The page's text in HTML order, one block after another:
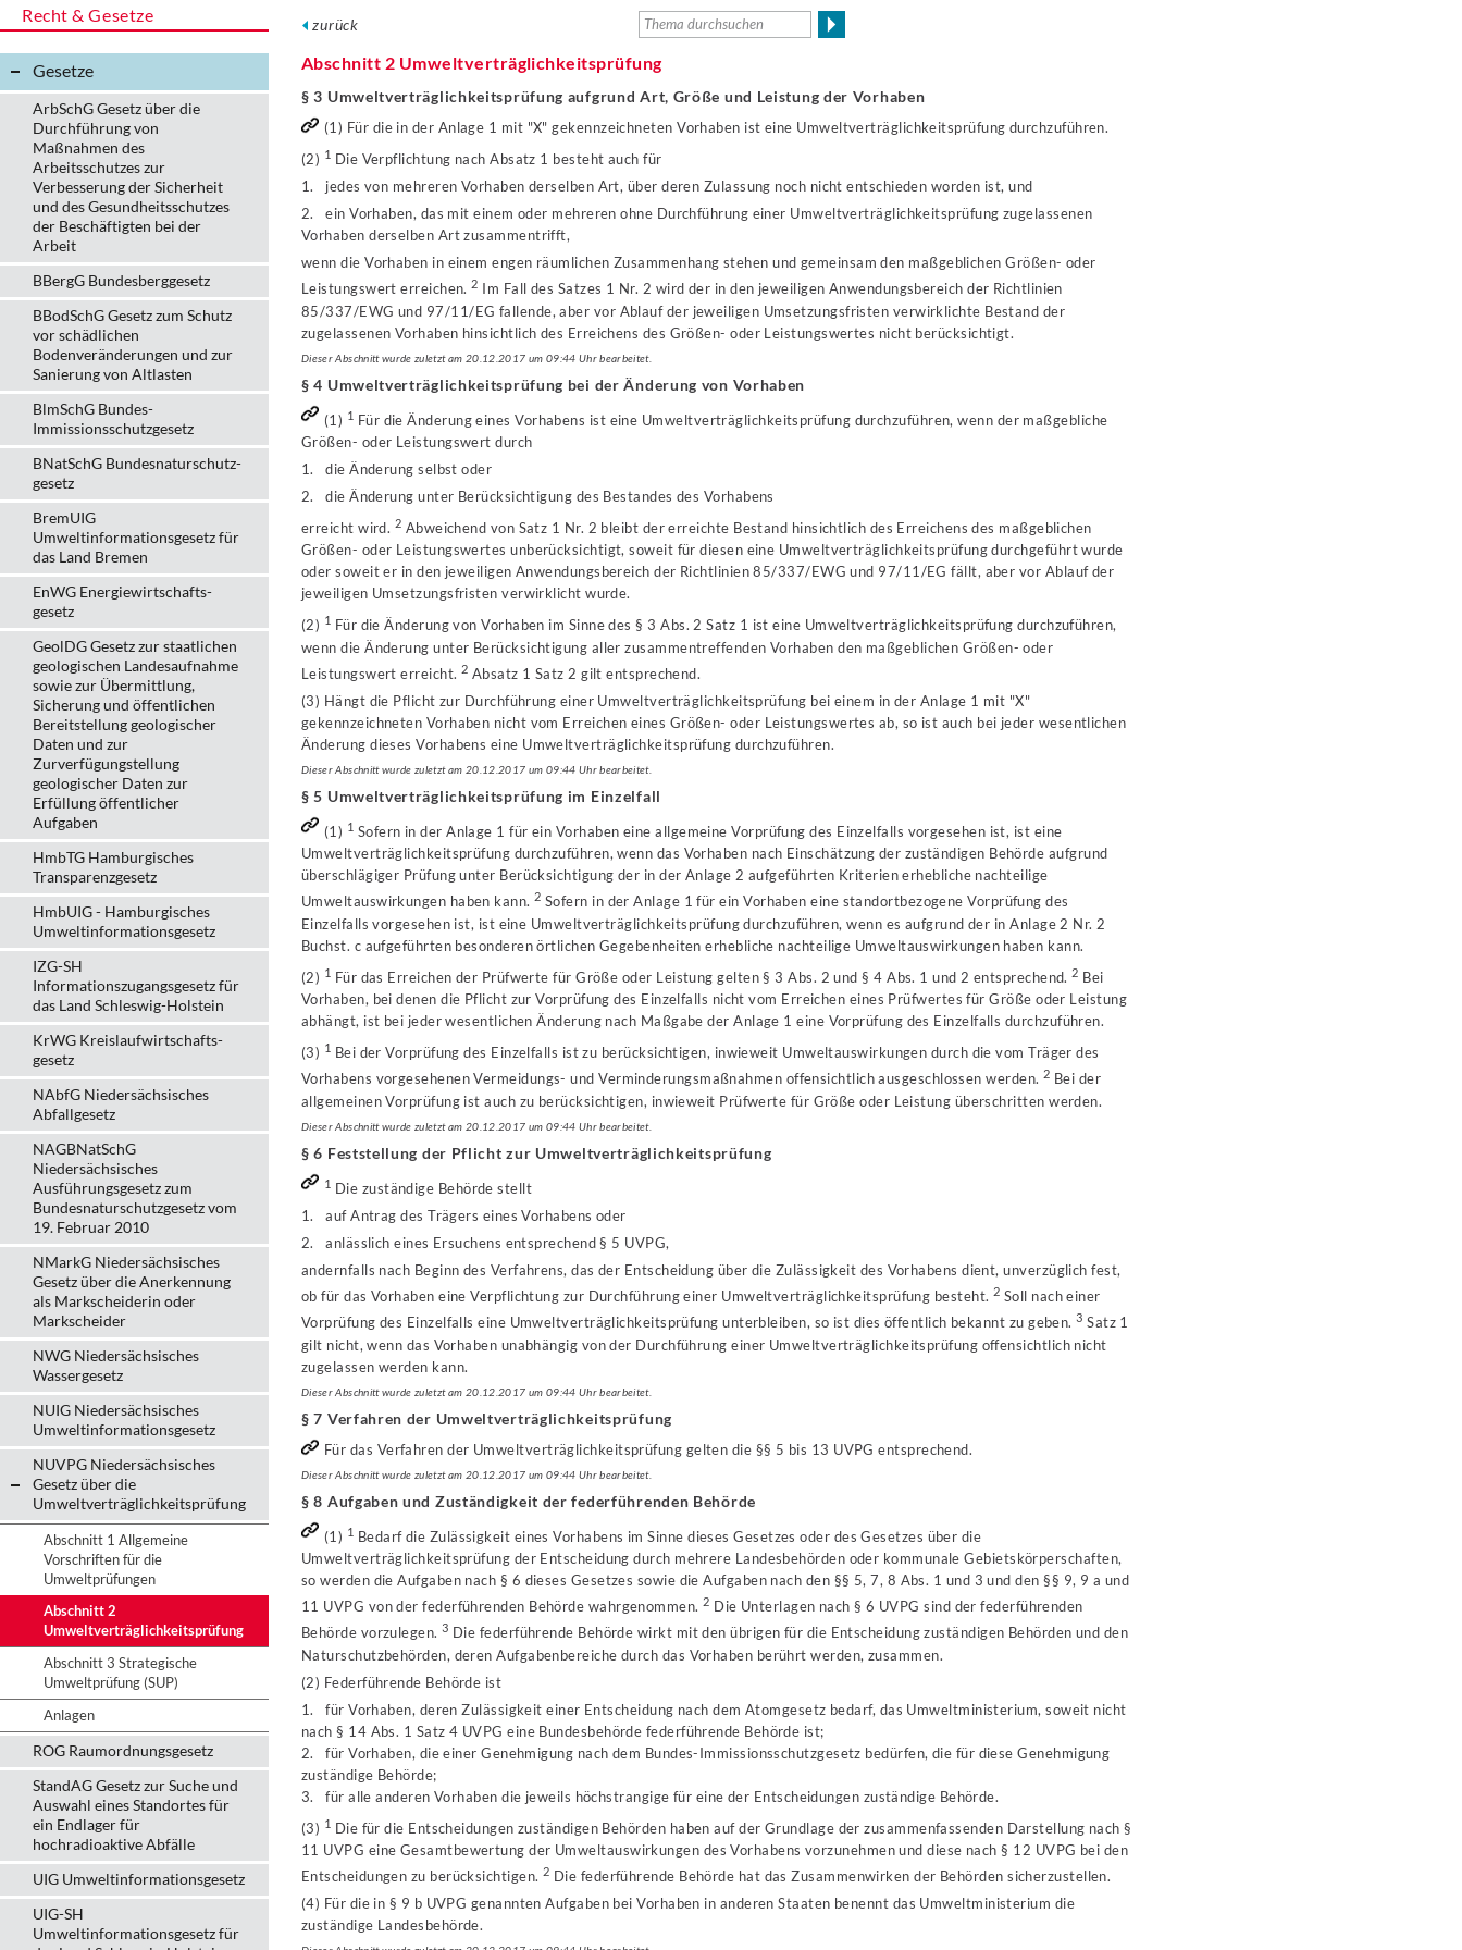
Recht & Gesetze
Gesetze
ArbSchG Gesetz über die
Durchführung von
Maßnahmen des
Arbeitsschutzes zur
Verbesserung der Sicherheit
und des Gesundheitsschutzes
der Beschäftigten bei der
Arbeit
BBergG Bundesberggesetz
BBodSchG Gesetz zum Schutz
vor schädlichen
Bodenveränderungen und zur
Sanierung von Altlasten
BlmSchG Bundes-
Immissionsschutz­gesetz
BNatSchG Bundesnaturschutz-
gesetz
BremUIG
Umweltinformationsgesetz für
das Land Bremen
EnWG Energiewirtschafts-
gesetz
GeolDG Gesetz zur staatlichen
geologischen Landesaufnahme
sowie zur Übermittlung,
Sicherung und öffentlichen
Bereitstellung geologischer
Daten und zur
Zurverfügungstellung
geologischer Daten zur
Erfüllung öffentlicher
Aufgaben
HmbTG Hamburgisches
Transparenzgesetz
HmbUIG - Hamburgisches
Umweltinformationsgesetz
IZG-SH
Informationszugangsgesetz für
das Land Schleswig-Holstein
KrWG Kreislaufwirtschafts­
gesetz
NAbfG Niedersächsisches
Abfallgesetz
NAGBNatSchG
Niedersächsisches
Ausführungsgesetz zum
Bundesnaturschutzgesetz vom
19. Februar 2010
NMarkG Niedersächsisches
Gesetz über die Anerkennung
als Markscheiderin oder
Markscheider
NWG Niedersächsisches
Wassergesetz
NUIG Niedersächsisches
Umweltinformationsgesetz
NUVPG Niedersächsisches
Gesetz über die
Umweltverträglichkeitsprüfung
Abschnitt 1 Allgemeine
Vorschriften für die
Umweltprüfungen
Abschnitt 2
Umweltverträglichkeitsprüfung
Abschnitt 3 Strategische
Umweltprüfung (SUP)
Anlagen
ROG Raumordnungsgesetz
StandAG Gesetz zur Suche und
Auswahl eines Standortes für
ein Endlager für
hochradioaktive Abfälle
UIG Umweltinformationsgesetz
UIG-SH
Umweltinformationsgesetz für
zurück
Abschnitt 2 Umweltverträglichkeitsprüfung
§ 3 Umweltverträglichkeitsprüfung aufgrund Art, Größe und Leistung der Vorhaben
(1) Für die in der Anlage 1 mit "X" gekennzeichneten Vorhaben ist eine Umweltverträglichkeitsprüfung durchzuführen.
(2) 1 Die Verpflichtung nach Absatz 1 besteht auch für
1. jedes von mehreren Vorhaben derselben Art, über deren Zulassung noch nicht entschieden worden ist, und
2. ein Vorhaben, das mit einem oder mehreren ohne Durchführung einer Umweltverträglichkeitsprüfung zugelassenen
Vorhaben derselben Art zusammentrifft,
wenn die Vorhaben in einem engen räumlichen Zusammenhang stehen und gemeinsam den maßgeblichen Größen- oder
Leistungswert erreichen.2
Im Fall des Satzes 1 Nr. 2 wird der in den jeweiligen Anwendungsbereich der Richtlinien
85/337/EWG und 97/11/EG fallende, aber vor Ablauf der jeweiligen Umsetzungsfristen verwirklichte Bestand der
zugelassenen Vorhaben hinsichtlich des Erreichens des Größen- oder Leistungswertes nicht berücksichtigt.
Dieser Abschnitt wurde zuletzt am 20.12.2017 um 09:44 Uhr bearbeitet.
§ 4 Umweltverträglichkeitsprüfung bei der Änderung von Vorhaben
(1) 1 Für die Änderung eines Vorhabens ist eine Umweltverträglichkeitsprüfung durchzuführen, wenn der maßgebliche
Größen- oder Leistungswert durch
1. die Änderung selbst oder
2. die Änderung unter Berücksichtigung des Bestandes des Vorhabens
erreicht wird. 2 Abweichend von Satz 1 Nr. 2 bleibt der erreichte Bestand hinsichtlich des Erreichens des maßgeblichen
Größen- oder Leistungswertes unberücksichtigt, soweit für diesen eine Umweltverträglichkeitsprüfung durchgeführt wurde
oder soweit er in den jeweiligen Anwendungsbereich der Richtlinien 85/337/EWG und 97/11/EG fällt, aber vor Ablauf der
jeweiligen Umsetzungsfristen verwirklicht wurde.
(2) 1 Für die Änderung von Vorhaben im Sinne des § 3 Abs. 2 Satz 1 ist eine Umweltverträglichkeitsprüfung durchzuführen,
wenn die Änderung unter Berücksichtigung aller zusammentreffenden Vorhaben den maßgeblichen Größen- oder
Leistungswert erreicht. 2 Absatz 1 Satz 2 gilt entsprechend.
(3) Hängt die Pflicht zur Durchführung einer Umweltverträglichkeitsprüfung bei einem in der Anlage 1 mit "X"
gekennzeichneten Vorhaben nicht vom Erreichen eines Größen- oder Leistungswertes ab, so ist auch bei jeder wesentlichen
Änderung dieses Vorhabens eine Umweltverträglichkeitsprüfung durchzuführen.
Dieser Abschnitt wurde zuletzt am 20.12.2017 um 09:44 Uhr bearbeitet.
§ 5 Umweltverträglichkeitsprüfung im Einzelfall
(1) 1 Sofern in der Anlage 1 für ein Vorhaben eine allgemeine Vorprüfung des Einzelfalls vorgesehen ist, ist eine
Umweltverträglichkeitsprüfung durchzuführen, wenn das Vorhaben nach Einschätzung der zuständigen Behörde aufgrund
überschlägiger Prüfung unter Berücksichtigung der in der Anlage 2 aufgeführten Kriterien erhebliche nachteilige
Umweltauswirkungen haben kann.2 Sofern in der Anlage 1 für ein Vorhaben eine standortbezogene Vorprüfung des
Einzelfalls vorgesehen ist, ist eine Umweltverträglichkeitsprüfung durchzuführen, wenn es aufgrund der in Anlage 2 Nr. 2
Buchst. c aufgeführten besonderen örtlichen Gegebenheiten erhebliche nachteilige Umweltauswirkungen haben kann.
(2) 1 Für das Erreichen der Prüfwerte für Größe oder Leistung gelten § 3 Abs. 2 und § 4 Abs. 1 und 2 entsprechend.2 Bei
Vorhaben, bei denen die Pflicht zur Vorprüfung des Einzelfalls nicht vom Erreichen eines Prüfwertes für Größe oder Leistung
abhängt, ist bei jeder wesentlichen Änderung nach Maßgabe der Anlage 1 eine Vorprüfung des Einzelfalls durchzuführen.
(3) 1 Bei der Vorprüfung des Einzelfalls ist zu berücksichtigen, inwieweit Umweltauswirkungen durch die vom Träger des
Vorhabens vorgesehenen Vermeidungs- und Verminderungsmaßnahmen offensichtlich ausgeschlossen werden. 2 Bei der
allgemeinen Vorprüfung ist auch zu berücksichtigen, inwieweit Prüfwerte für Größe oder Leistung überschritten werden.
Dieser Abschnitt wurde zuletzt am 20.12.2017 um 09:44 Uhr bearbeitet.
§ 6 Feststellung der Pflicht zur Umweltverträglichkeitsprüfung
1 Die zuständige Behörde stellt
1. auf Antrag des Trägers eines Vorhabens oder
2. anlässlich eines Ersuchens entsprechend § 5 UVPG,
andernfalls nach Beginn des Verfahrens, das der Entscheidung über die Zulässigkeit des Vorhabens dient, unverzüglich fest,
ob für das Vorhaben eine Verpflichtung zur Durchführung einer Umweltverträglichkeitsprüfung besteht. 2 Soll nach einer
Vorprüfung des Einzelfalls eine Umweltverträglichkeitsprüfung unterbleiben, so ist dies öffentlich bekannt zu geben.3 Satz 1
gilt nicht, wenn das Vorhaben unabhängig von der Durchführung einer Umweltverträglichkeitsprüfung offensichtlich nicht
zugelassen werden kann.
Dieser Abschnitt wurde zuletzt am 20.12.2017 um 09:44 Uhr bearbeitet.
§ 7 Verfahren der Umweltverträglichkeitsprüfung
Für das Verfahren der Umweltverträglichkeitsprüfung gelten die §§ 5 bis 13 UVPG entsprechend.
Dieser Abschnitt wurde zuletzt am 20.12.2017 um 09:44 Uhr bearbeitet.
§ 8 Aufgaben und Zuständigkeit der federführenden Behörde
(1) 1 Bedarf die Zulässigkeit eines Vorhabens im Sinne dieses Gesetzes oder des Gesetzes über die
Umweltverträglichkeitsprüfung der Entscheidung durch mehrere Landesbehörden oder kommunale Gebietskörperschaften,
so werden die Aufgaben nach § 6 dieses Gesetzes sowie die Aufgaben nach den §§ 5, 7, 8 Abs. 1 und 3 und den §§ 9, 9 a und
11 UVPG von der federführenden Behörde wahrgenommen.2 Die Unterlagen nach § 6 UVPG sind der federführenden
Behörde vorzulegen.3 Die federführende Behörde wirkt mit den übrigen für die Entscheidung zuständigen Behörden und den
Naturschutzbehörden, deren Aufgabenbereiche durch das Vorhaben berührt werden, zusammen.
(2) Federführende Behörde ist
1. für Vorhaben, deren Zulässigkeit einer Entscheidung nach dem Atomgesetz bedarf, das Umweltministerium, soweit nicht
nach § 14 Abs. 1 Satz 4 UVPG eine Bundesbehörde federführende Behörde ist;
2. für Vorhaben, die einer Genehmigung nach dem Bundes-Immissionsschutzgesetz bedürfen, die für diese Genehmigung
zuständige Behörde;
3. für alle anderen Vorhaben die jeweils höchstrangige für eine der Entscheidungen zuständige Behörde.
(3) 1 Die für die Entscheidungen zuständigen Behörden haben auf der Grundlage der zusammenfassenden Darstellung nach §
11 UVPG eine Gesamtbewertung der Umweltauswirkungen des Vorhabens vorzunehmen und diese nach § 12 UVPG bei den
Entscheidungen zu berücksichtigen. 2 Die federführende Behörde hat das Zusammenwirken der Behörden sicherzustellen.
(4) Für die in § 9 b UVPG genannten Aufgaben bei Vorhaben in anderen Staaten benennt das Umweltministerium die
zuständige Landesbehörde.